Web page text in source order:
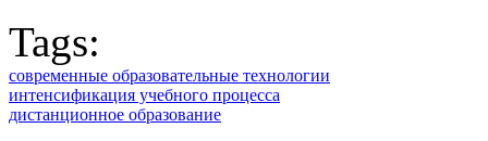
Tags:
современные образовательные технологии
интенсификация учебного процесса
дистанционное образование